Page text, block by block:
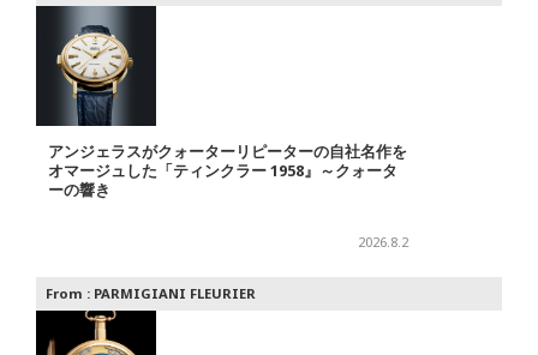
アンジェラスがクォーターリピーターの自社名作を
オマージュした「ティンクラー 1958』～クォータ
ーの響き
2026.8.2
From : PARMIGIANI FLEURIER